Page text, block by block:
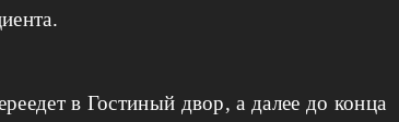
в Гостиный двор, а далее до конца